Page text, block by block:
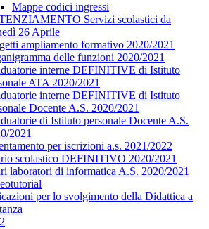
Mappe codici ingressi
Servizi scolastici da
26 Aprile
ampliamento formativo 2020/2021
delle funzioni 2020/2021
interne DEFINITIVE di Istituto
ATA 2020/2021
interne DEFINITIVE di Istituto
Docente A.S. 2020/2021
di Istituto personale Docente A.S.
2021
per iscrizioni a.s. 2021/2022
scolastico DEFINITIVO 2020/2021
laboratori di informatica A.S. 2020/2021
per lo svolgimento della Didattica a